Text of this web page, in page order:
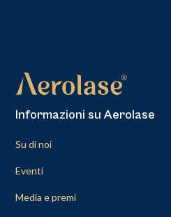
Informazioni su Aerolase
Su di noi
Eventi
Media e premi